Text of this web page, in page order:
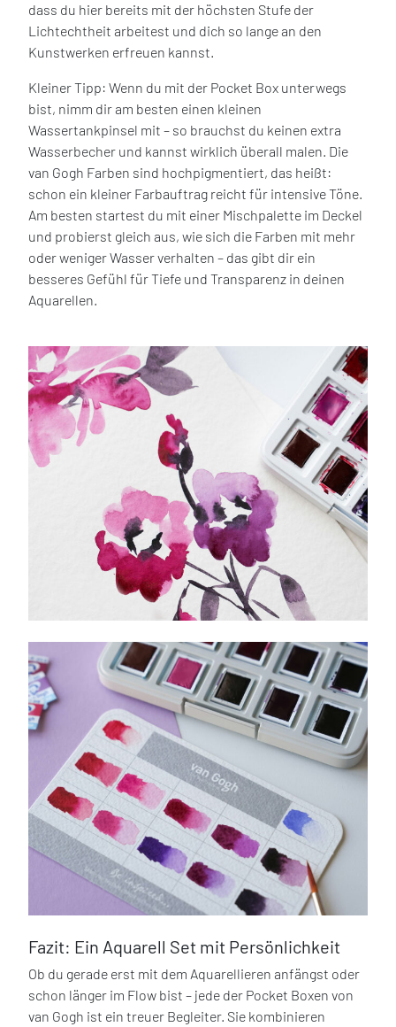
dass du hier bereits mit der höchsten Stufe der
Lichtechtheit arbeitest und dich so lange an den
Kunstwerken erfreuen kannst.
Kleiner Tipp: Wenn du mit der Pocket Box unterwegs
bist, nimm dir am besten einen kleinen
Wassertankpinsel mit – so brauchst du keinen extra
Wasserbecher und kannst wirklich überall malen. Die
van Gogh Farben sind hochpigmentiert, das heißt:
schon ein kleiner Farbauftrag reicht für intensive Töne.
Am besten startest du mit einer Mischpalette im Deckel
und probierst gleich aus, wie sich die Farben mit mehr
oder weniger Wasser verhalten – das gibt dir ein
besseres Gefühl für Tiefe und Transparenz in deinen
Aquarellen.
Fazit: Ein Aquarell Set mit Persönlichkeit
Ob du gerade erst mit dem Aquarellieren anfängst oder
schon länger im Flow bist – jede der Pocket Boxen von
van Gogh ist ein treuer Begleiter. Sie kombinieren